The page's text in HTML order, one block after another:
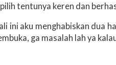
tentunya keren dan
ini aku menghabiskan dua
ga masalah lah ya